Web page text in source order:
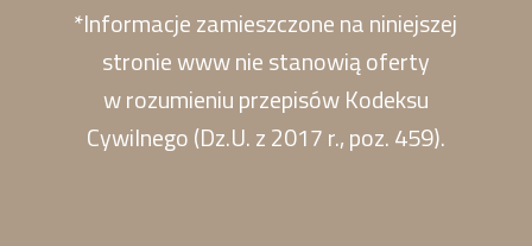
*Informacje zamieszczone na niniejszej
stronie www nie stanowią oferty
w rozumieniu przepisów Kodeksu
Cywilnego (Dz.U. z 2017 r., poz. 459).